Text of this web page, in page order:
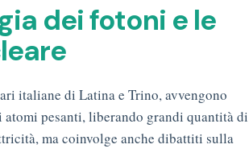
dei fotoni e le
italiane di Latina e Trino, avvengono
pesanti, liberando grandi quantità di
ma coinvolge anche dibattiti sulla